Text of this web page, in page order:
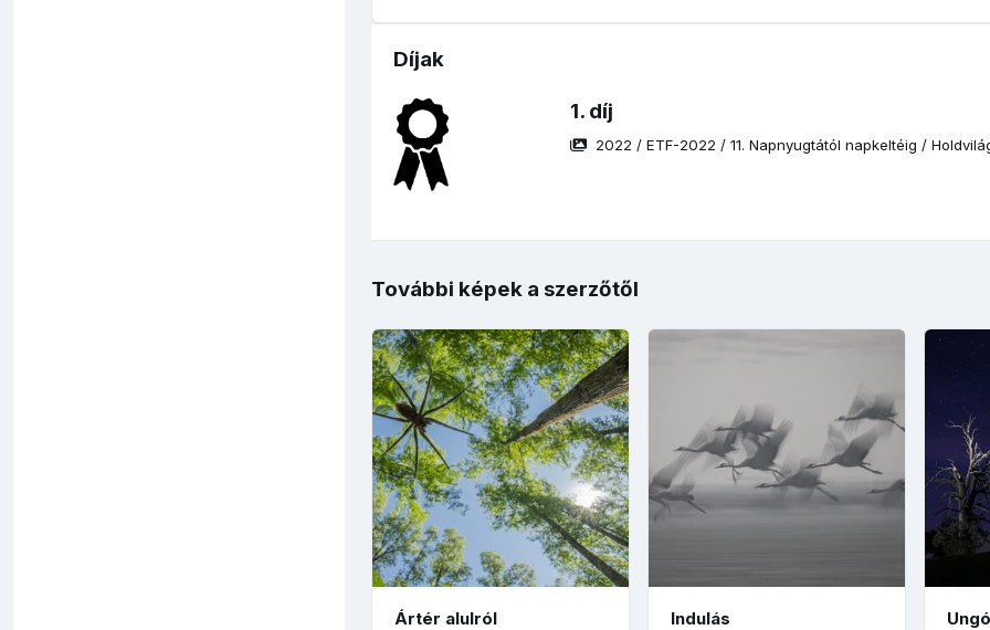
Díjak
1. díj
2022 / ETF-2022 / 11. Napnyugtától napkeltéig /
További képek a szerzőtől
Ártér alulról Indulás